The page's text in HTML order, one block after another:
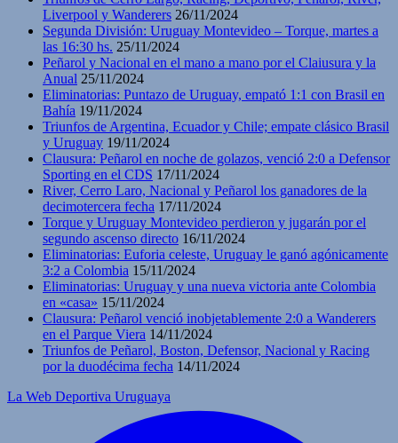
Liverpool y Wanderers 26/11/2024
Segunda División: Uruguay Montevideo – Torque, martes a
las 16:30 hs. 25/11/2024
Peñarol y Nacional en el mano a mano por el Claiusura y la
Anual 25/11/2024
Eliminatorias: Puntazo de Uruguay, empató 1:1 con Brasil en
Bahía 19/11/2024
Triunfos de Argentina, Ecuador y Chile; empate clásico Brasil
y Uruguay 19/11/2024
Clausura: Peñarol en noche de golazos, venció 2:0 a Defensor
Sporting en el CDS 17/11/2024
River, Cerro Laro, Nacional y Peñarol los ganadores de la
decimotercera fecha 17/11/2024
Torque y Uruguay Montevideo perdieron y jugarán por el
segundo ascenso directo 16/11/2024
Eliminatorias: Euforia celeste, Uruguay le ganó agónicamente
3:2 a Colombia 15/11/2024
Eliminatorias: Uruguay y una nueva victoria ante Colombia
en «casa» 15/11/2024
Clausura: Peñarol venció inobjetablemente 2:0 a Wanderers
en el Parque Viera 14/11/2024
Triunfos de Peñarol, Boston, Defensor, Nacional y Racing
por la duodécima fecha 14/11/2024
La Web Deportiva Uruguaya